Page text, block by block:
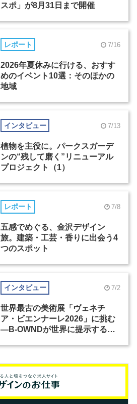
スポ」が8月31日まで開催
レポート 7/16
2026年夏休みに行ける、おすす
めのイベント10選：そのほかの
地域
インタビュー 7/13
植物を主役に。パークスガーデ
ンの“残して磨く”リニューアル
プロジェクト（1）
レポート 7/8
五感でめぐる、金沢デザイン
旅。建築・工芸・香りに出会う4
つのスポット
インタビュー 7/2
世界最古の美術展「ヴェネチ
ア・ビエンナーレ2026」に挑む
―B-OWNDが世界に提示する美